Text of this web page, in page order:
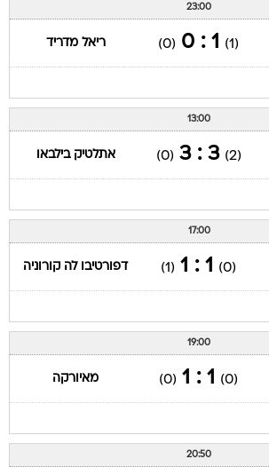
23:00
(1)
1 : 0
(0) ריאל מדריד
13:00
(2)
3 : 3
(0) אתלטיק בילבאו
17:00
(0)
1 : 1
(1) דפורטיבו לה קורוניה
19:00
(0)
1 : 1
(0) מאיורקה
20:50